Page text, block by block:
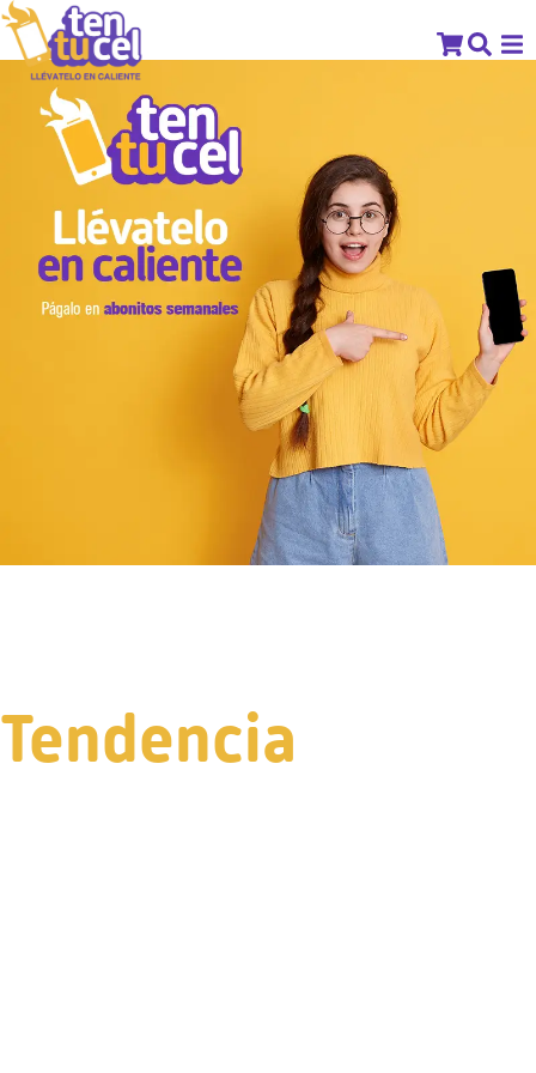
Tendencia